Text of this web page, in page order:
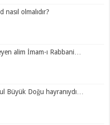
nasıl olmalıdır?
alim İmam-ı Rabbani…
Büyük Doğu hayranıydı…